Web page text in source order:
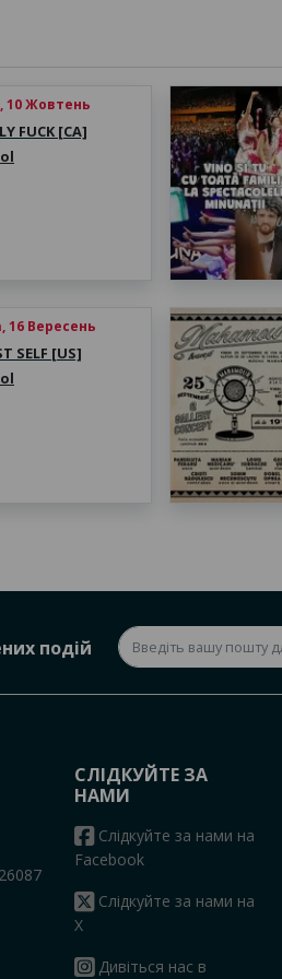
10 Жовтень
FUCK [CA]
16 Вересень
SELF [US]
подій
СЛІДКУЙТЕ ЗА
НАМИ
Слідкуйте за нами на
Facebook
Слідкуйте за нами на
X
Дивіться нас в